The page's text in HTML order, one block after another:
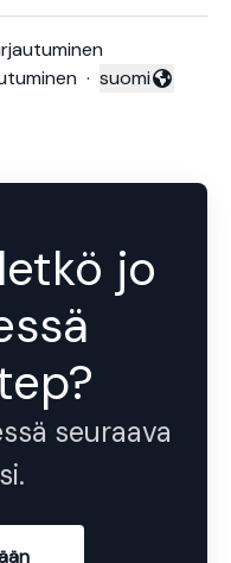
· Vaihda kieli
suomi
jo
seuraava